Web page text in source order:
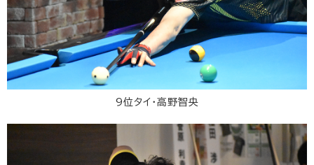
9位タイ・高野智央